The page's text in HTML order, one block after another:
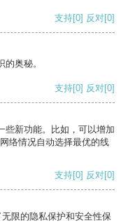
支持[0] 反对[0]
奥秘。
支持[0] 反对[0]
些新功能。比如，可以增加
络情况自动选择最优的线
支持[0] 反对[0]
限的隐私保护和安全性保